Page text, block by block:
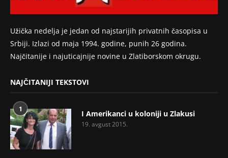
Užička nedelja je jedan od najstarijih privatnih časopisa u
Srbiji. Izlazi od maja 1994. godine, punih 26 godina.
Najčitanije i najuticajnije novine u Zlatiborskom okrugu.
NAJČITANIJI TEKSTOVI
1 I Amerikanci u koloniji u Zlakusi
19. avgust 2015.